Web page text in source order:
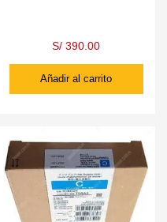
S/ 390.00
Añadir al carrito